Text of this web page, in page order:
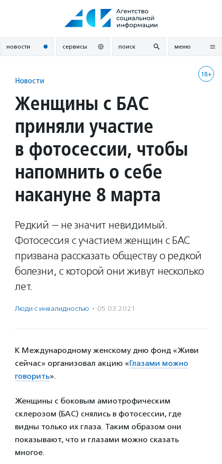
новости сервисы поиск меню
18+
Новости
Женщины с БАС
приняли участие
в фотосессии, чтобы
напомнить о себе
накануне 8 марта
Редкий — не значит невидимый.
Фотосессия с участием женщин с БАС
призвана рассказать обществу о редкой
болезни, с которой они живут несколько
лет.
Люди с инвалидностью · 05.03.2021
К Международному женскому дню фонд «Живи
сейчас» организовал акцию «Глазами можно
говорить».
Женщины с боковым амиотрофическим
склерозом (БАС) снялись в фотосессии, где
видны только их глаза. Таким образом они
показывают, что и глазами можно сказать
многое.